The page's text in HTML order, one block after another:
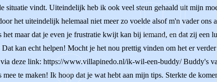
vindt. Uiteindelijk heb ik ook veel steun gehaald uit mijn
het uiteindelijk helemaal niet meer zo voelde alsof m'n vader ons
maar dat je even je frustratie kwijt kan bij iemand, en dat zij een
kan echt helpen! Mocht je het nou prettig vinden om het er
deze link: https://www.villapinedo.nl/ik-wil-een-buddy/ Buddy's
te maken! Ik hoop dat je wat hebt aan mijn tips. Sterkte de